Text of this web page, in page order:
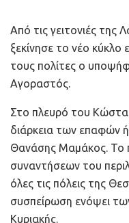
Από τις γειτονιές της
ξεκίνησε το νέο
τους πολίτες ο
Αγοραστός.
Στο πλευρό του
διάρκεια των επαφών
Θανάσης Μαμάκος. Το
συναντήσεων του
όλες τις πόλεις της
συσπείρωση ενόψει
Κυριακής.